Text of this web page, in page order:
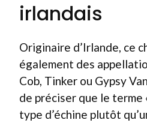
irlandais
Originaire d’Irlande, ce
également des
Cob, Tinker ou Gypsy
de préciser que le terme
type d’échine plutôt